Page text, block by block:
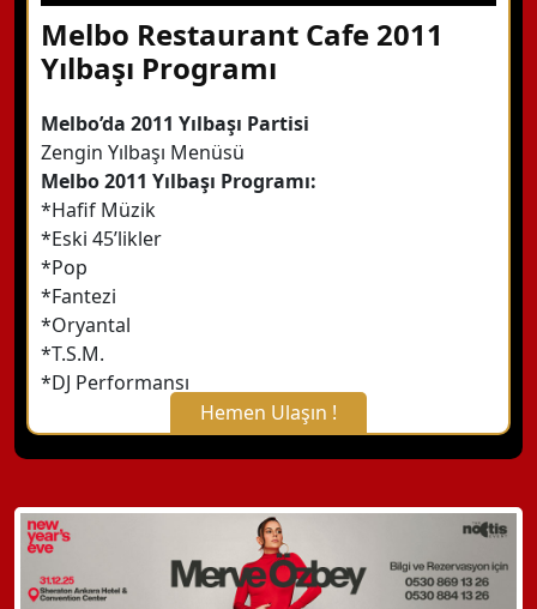
Melbo Restaurant Cafe 2011
Yılbaşı Programı
Melbo’da 2011 Yılbaşı Partisi
Zengin Yılbaşı Menüsü
Melbo 2011 Yılbaşı Programı:
*Hafif Müzik
*Eski 45’likler
*Pop
*Fantezi
*Oryantal
*T.S.M.
*DJ Performansı
Hemen Ulaşın !
X Kapat
WhatsApp ile Bilgi Alın
Hemen Arayın